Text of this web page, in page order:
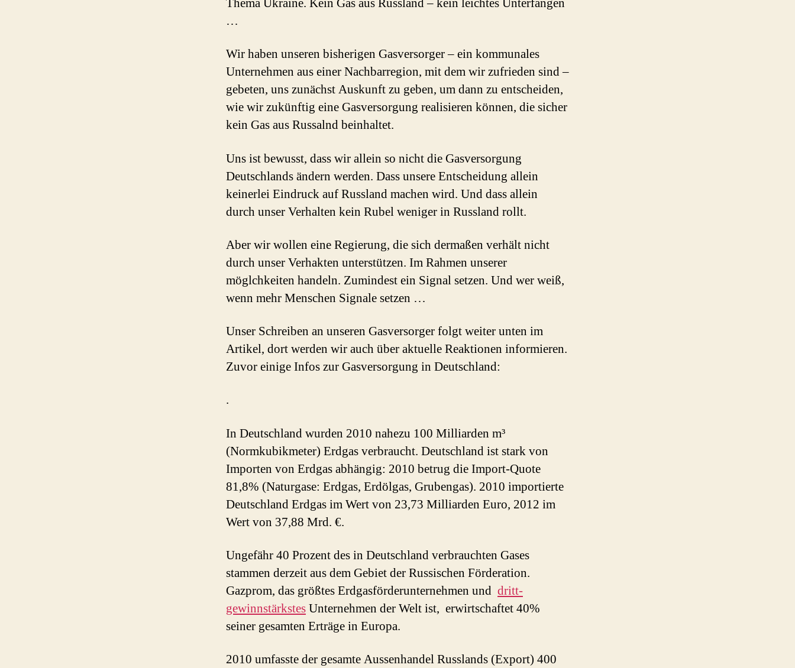
Thema Ukraine. Kein Gas aus Russland – kein leichtes Unterfangen
…
Wir haben unseren bisherigen Gasversorger – ein kommunales
Unternehmen aus einer Nachbarregion, mit dem wir zufrieden sind –
gebeten, uns zunächst Auskunft zu geben, um dann zu entscheiden,
wie wir zukünftig eine Gasversorgung realisieren können, die sicher
kein Gas aus Russalnd beinhaltet.
Uns ist bewusst, dass wir allein so nicht die Gasversorgung
Deutschlands ändern werden. Dass unsere Entscheidung allein
keinerlei Eindruck auf Russland machen wird. Und dass allein
durch unser Verhalten kein Rubel weniger in Russland rollt.
Aber wir wollen eine Regierung, die sich dermaßen verhält nicht
durch unser Verhakten unterstützen. Im Rahmen unserer
möglchkeiten handeln. Zumindest ein Signal setzen. Und wer weiß,
wenn mehr Menschen Signale setzen …
Unser Schreiben an unseren Gasversorger folgt weiter unten im
Artikel, dort werden wir auch über aktuelle Reaktionen informieren.
Zuvor einige Infos zur Gasversorgung in Deutschland:
.
In Deutschland wurden 2010 nahezu 100 Milliarden m³
(Normkubikmeter) Erdgas verbraucht. Deutschland ist stark von
Importen von Erdgas abhängig: 2010 betrug die Import-Quote
81,8% (Naturgase: Erdgas, Erdölgas, Grubengas). 2010 importierte
Deutschland Erdgas im Wert von 23,73 Milliarden Euro, 2012 im
Wert von 37,88 Mrd. €.
Ungefähr 40 Prozent des in Deutschland verbrauchten Gases
stammen derzeit aus dem Gebiet der Russischen Förderation.
Gazprom, das größtes Erdgasförderunternehmen und dritt-
gewinnstärkstesUnternehmen der Welt ist, erwirtschaftet 40%
seiner gesamten Erträge in Europa.
2010 umfasste der gesamte Aussenhandel Russlands (Export) 400